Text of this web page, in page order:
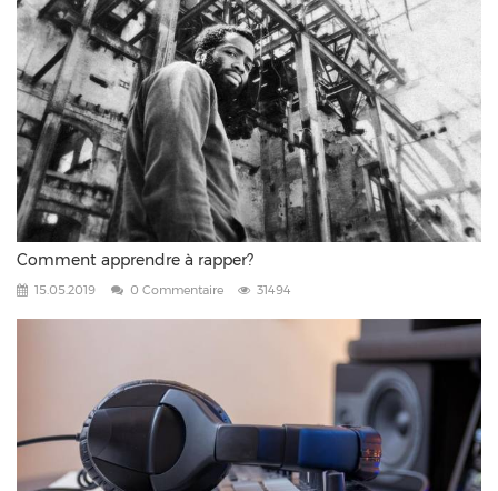
Comment apprendre à rapper?
15.05.2019 0 Commentaire 31494